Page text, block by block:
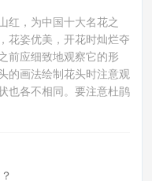
红，为中国十大名花之
花姿优美，开花时灿烂夺
前应细致地观察它的形
的画法绘制花头时注意观
也各不相同。要注意杜鹃